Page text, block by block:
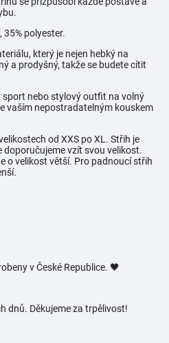
35% polyester.
který je nejen hebký na
a prodyšný, takže se budete cítit
nebo stylový outfit na volný
vaším nepostradatelným kouskem
od XXS po XL. Střih je
doporučujeme vzít svou velikost.
o velikost větší. Pro padnoucí střih
v České Republice. 🖤
dnů. Děkujeme za trpělivost!